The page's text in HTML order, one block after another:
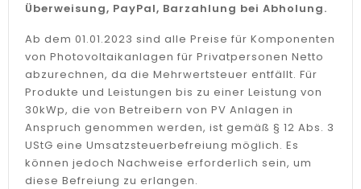
Überweisung, PayPal, Barzahlung bei Abholung.
Ab dem 01.01.2023 sind alle Preise für Komponenten
von Photovoltaikanlagen für Privatpersonen Netto
abzurechnen, da die Mehrwertsteuer entfällt. Für
Produkte und Leistungen bis zu einer Leistung von
30kWp, die von Betreibern von PV Anlagen in
Anspruch genommen werden, ist gemäß § 12 Abs. 3
UStG eine Umsatzsteuerbefreiung möglich. Es
können jedoch Nachweise erforderlich sein, um
diese Befreiung zu erlangen.